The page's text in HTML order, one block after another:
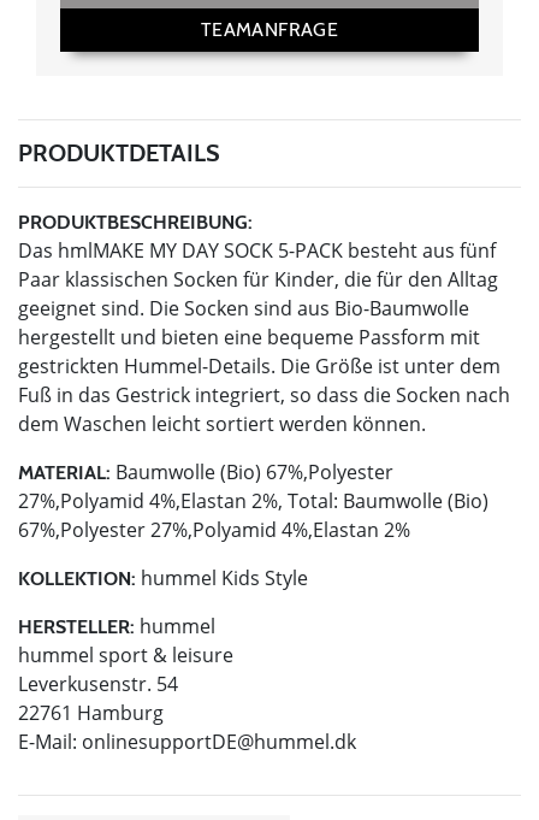
TEAMANFRAGE
PRODUKTDETAILS
PRODUKTBESCHREIBUNG:
Das hmlMAKE MY DAY SOCK 5-PACK besteht aus fünf
Paar klassischen Socken für Kinder, die für den Alltag
geeignet sind. Die Socken sind aus Bio-Baumwolle
hergestellt und bieten eine bequeme Passform mit
gestrickten Hummel-Details. Die Größe ist unter dem
Fuß in das Gestrick integriert, so dass die Socken nach
dem Waschen leicht sortiert werden können.
MATERIAL: Baumwolle (Bio) 67%,Polyester
27%,Polyamid 4%,Elastan 2%, Total: Baumwolle (Bio)
67%,Polyester 27%,Polyamid 4%,Elastan 2%
KOLLEKTION: hummel Kids Style
HERSTELLER: hummel
hummel sport & leisure
Leverkusenstr. 54
22761 Hamburg
E-Mail: onlinesupportDE@hummel.dk